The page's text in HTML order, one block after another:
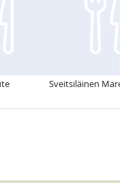
Sveitsiläinen